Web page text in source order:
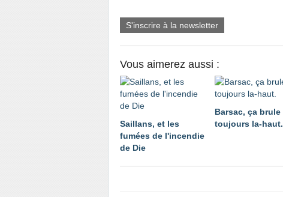
S'inscrire à la newsletter
Vous aimerez aussi :
Saillans, et les
fumées de l'incendie
de Die
Barsac, ça brule
toujours la-haut.